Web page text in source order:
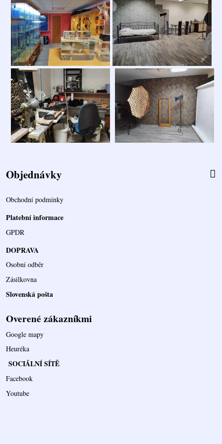
Objednávky
Obchodní podmínky
Platební informace
GPDR
DOPRAVA
Osobní odběr
Zásilkovna
Slovenská pošta
Overené zákazníkmi
Google mapy
Heuréka
SOCIÁLNÍ SÍTĚ
Facebook
Youtube